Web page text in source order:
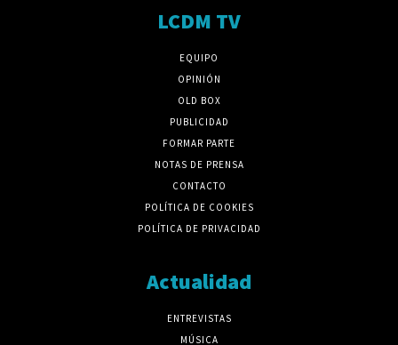
LCDM TV
EQUIPO
OPINIÓN
OLD BOX
PUBLICIDAD
FORMAR PARTE
NOTAS DE PRENSA
CONTACTO
POLÍTICA DE COOKIES
POLÍTICA DE PRIVACIDAD
Actualidad
ENTREVISTAS
MÚSICA